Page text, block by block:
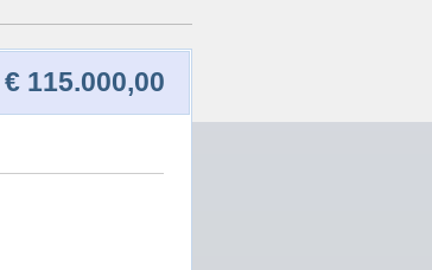
€ 115.000,00